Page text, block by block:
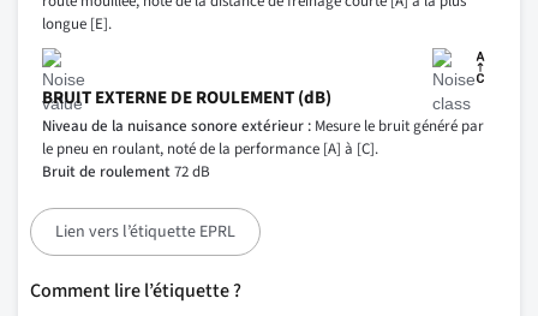
longue [E].
BRUIT EXTERNE DE ROULEMENT (dB)
Niveau de la nuisance sonore extérieur : Mesure le bruit généré par
le pneu en roulant, noté de la performance [A] à [C].
Bruit de roulement72 dB
Lien vers l’étiquette EPRL
Comment lire l’étiquette ?